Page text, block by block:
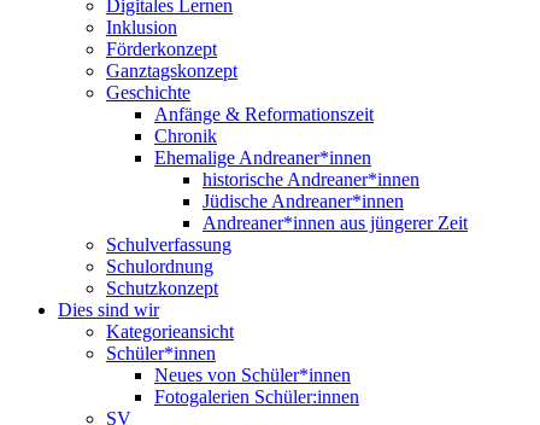
Digitales Lernen
Inklusion
Förderkonzept
Ganztagskonzept
Geschichte
Anfänge & Reformationszeit
Chronik
Ehemalige Andreaner*innen
historische Andreaner*innen
Jüdische Andreaner*innen
Andreaner*innen aus jüngerer Zeit
Schulverfassung
Schulordnung
Schutzkonzept
Dies sind wir
Kategorieansicht
Schüler*innen
Neues von Schüler*innen
Fotogalerien Schüler:innen
SV